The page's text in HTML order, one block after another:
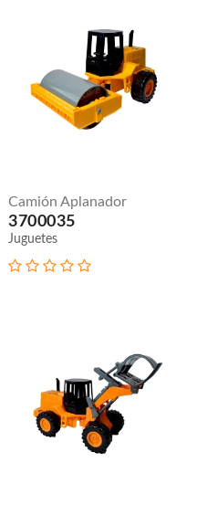
Dados Figuras
24 Mm
Camión Aplanador
3700035
Juguetes